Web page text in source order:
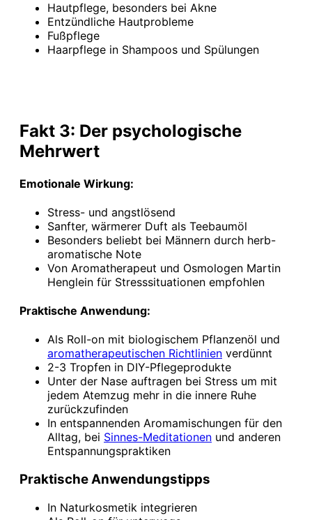
Hautpflege, besonders bei Akne
Entzündliche Hautprobleme
Fußpflege
Haarpflege in Shampoos und Spülungen
Fakt 3: Der psychologische
Mehrwert
Emotionale Wirkung:
Stress- und angstlösend
Sanfter, wärmerer Duft als Teebaumöl
Besonders beliebt bei Männern durch herb-
aromatische Note
Von Aromatherapeut und Osmologen Martin
Henglein für Stresssituationen empfohlen
Praktische Anwendung:
Als Roll-on mit biologischem Pflanzenöl und
aromatherapeutischen Richtlinien verdünnt
2-3 Tropfen in DIY-Pflegeprodukte
Unter der Nase auftragen bei Stress um mit
jedem Atemzug mehr in die innere Ruhe
zurückzufinden
In entspannenden Aromamischungen für den
Alltag, bei Sinnes-Meditationen und anderen
Entspannungspraktiken
Praktische Anwendungstipps
In Naturkosmetik integrieren